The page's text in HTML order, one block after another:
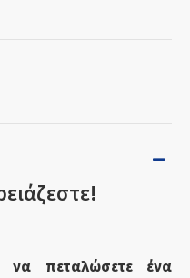
να πεταλώσετε ένα